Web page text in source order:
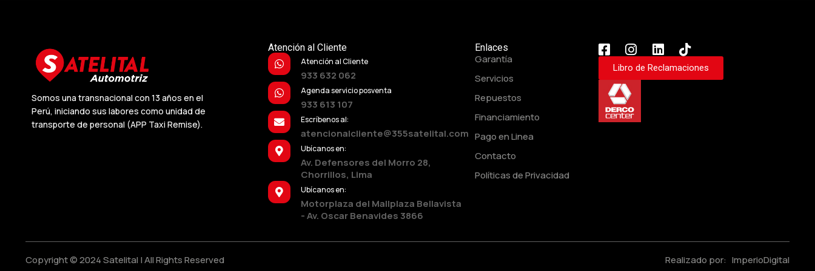
Somos una transnacional con 13 años en el
Perú, iniciando sus labores como unidad de
transporte de personal (APP Taxi Remise).
Atención al Cliente
Atención al Cliente
933 632 062
Agenda servicio posventa
933 613 107
Escríbenos al:
atencionalcliente@355satelital.com
Ubícanos en:
Av. Defensores del Morro 28,
Chorrillos, Lima
Ubícanos en:
Motorplaza del Mallplaza Bellavista
- Av. Oscar Benavides 3866
Enlaces
Garantía
Servicios
Repuestos
Financiamiento
Pago en Linea
Contacto
Políticas de Privacidad
Libro de Reclamaciones
Copyright © 2024 Satelital | All Rights Reserved Realizado por: ImperioDigital